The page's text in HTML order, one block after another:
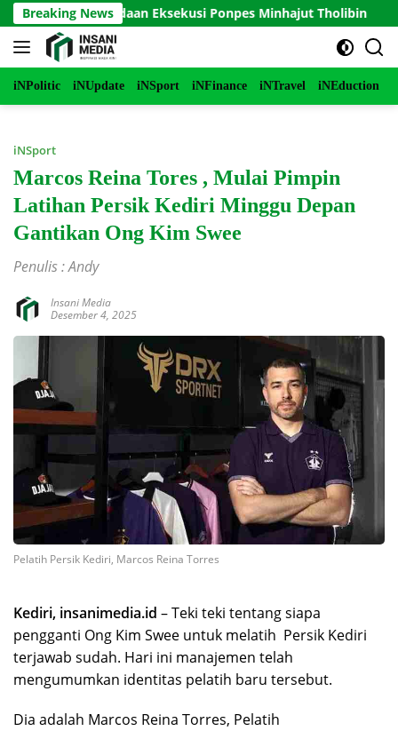
Langsung
ke
konten
Breaking News
Penundaan Eksekusi Ponpes Minhajut Tholibin
iNPolitic iNUpdate iNSport iNFinance iNTravel iNEduction
iNSport
Marcos Reina Tores , Mulai Pimpin
Latihan Persik Kediri Minggu Depan
Gantikan Ong Kim Swee
Penulis : Andy
Insani Media
Desember 4, 2025
Pelatih Persik Kediri, Marcos Reina Torres
Kediri, insanimedia.id – Teki teki tentang siapa
pengganti Ong Kim Swee untuk melatih Persik Kediri
terjawab sudah. Hari ini manajemen telah
mengumumkan identitas pelatih baru tersebut.
Dia adalah Marcos Reina Torres, Pelatih